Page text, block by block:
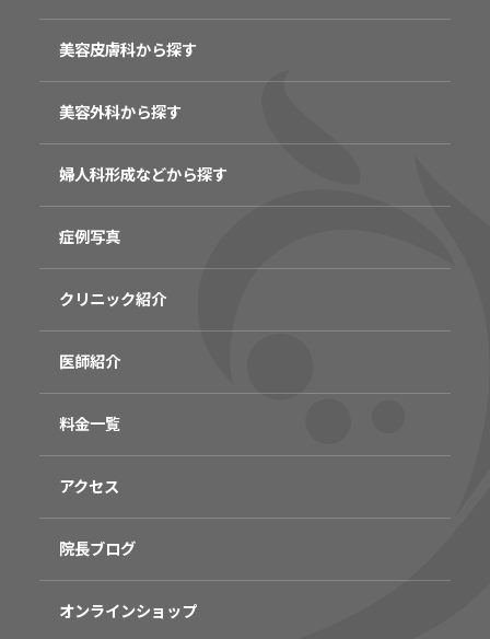
美容皮膚科から探す
美容外科から探す
婦人科形成などから探す
症例写真
クリニック紹介
医師紹介
料金一覧
アクセス
院長ブログ
オンラインショップ